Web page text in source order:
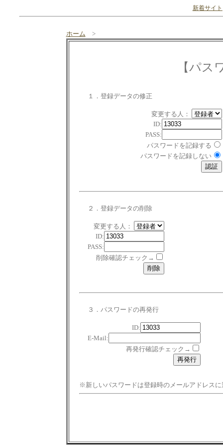
新着サイト
ホーム >
【パス
１．登録データの修正
変更する人：
ID:
PASS:
パスワードを記録する
パスワードを記録しない
２．登録データの削除
変更する人：
ID:
PASS:
削除確認チェック→
３．パスワードの再発行
ID:
E-Mail:
再発行確認チェック→
※新しいパスワードは登録時のメールアドレスに